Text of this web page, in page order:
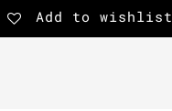
Add to wishlist